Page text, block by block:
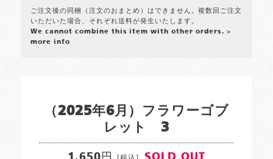
ご注文後の同梱（注文のおまとめ）はできません。複数回ご注文
いただいた場合、それぞれ送料が発生いたします。
We cannot combine this item with other orders. >
more info
（2025年6月）フラワーゴブ
レット 3